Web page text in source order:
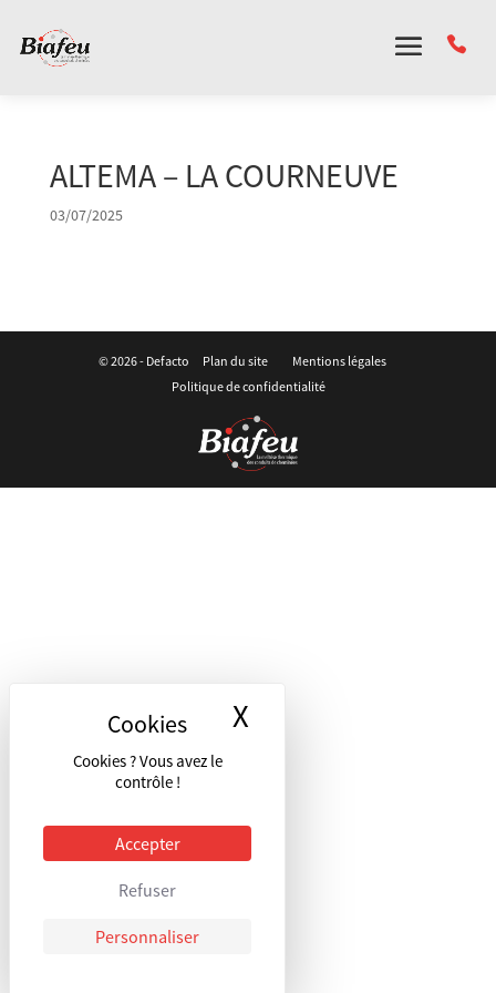
Cookies ? Vous avez le
contrôle !
Accepter
Refuser
Personnaliser
X
ALTEMA – LA COURNEUVE
03/07/2025
© 2026 - Defacto Plan du site
Mentions légales
Politique de confidentialité